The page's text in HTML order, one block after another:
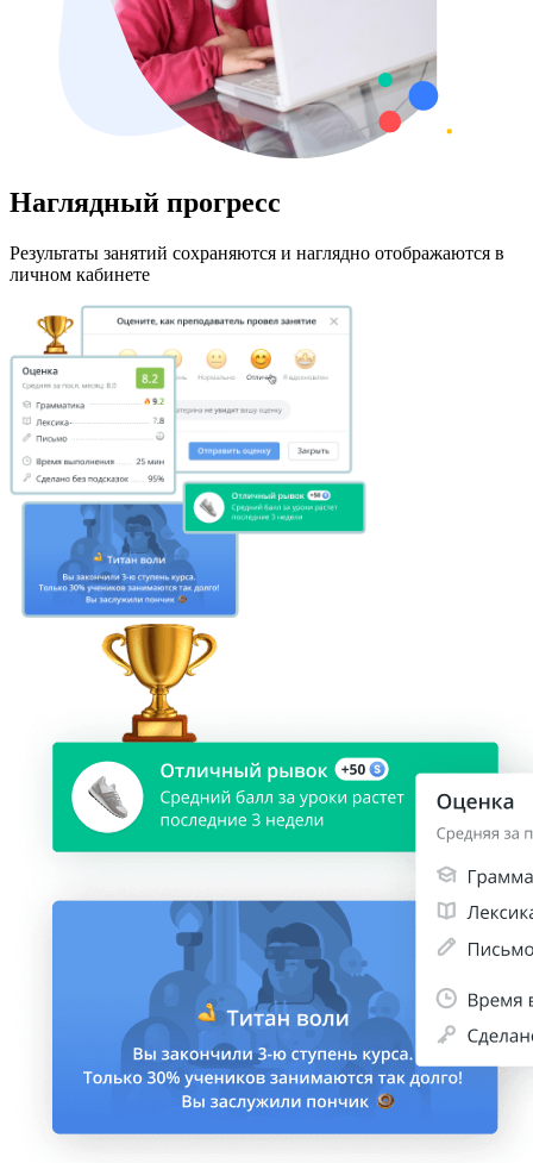
Наглядный прогресс
Результаты занятий сохраняются и наглядно отображаются в
личном кабинете